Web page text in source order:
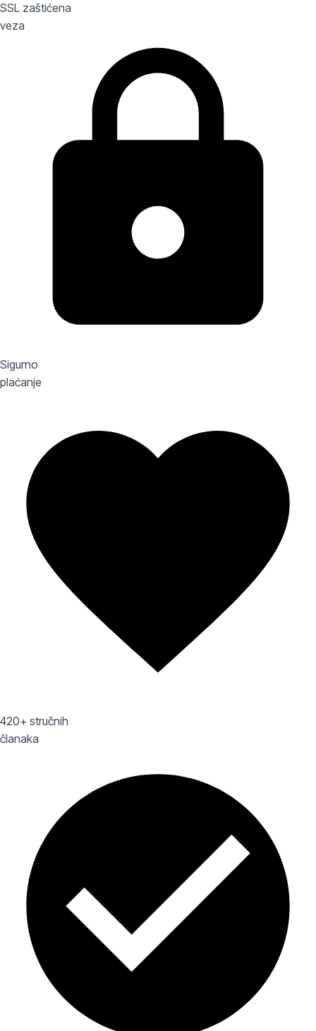
SSL zaštićena
veza
Sigurno
plaćanje
420+ stručnih
članaka